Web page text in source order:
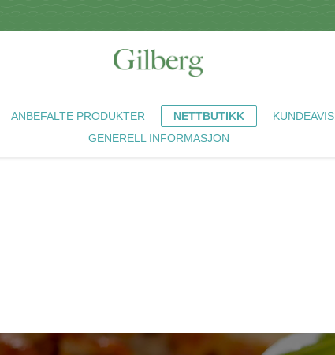
ANBEFALTE PRODUKTER NETTBUTIKK KUNDEAVIS
GENERELL INFORMASJON